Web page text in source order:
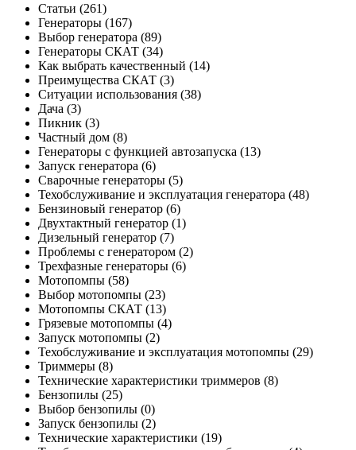
Статьи (261)
Генераторы (167)
Выбор генератора (89)
Генераторы СКАТ (34)
Как выбрать качественный (14)
Преимущества СКАТ (3)
Ситуации использования (38)
Дача (3)
Пикник (3)
Частный дом (8)
Генераторы с функцией автозапуска (13)
Запуск генератора (6)
Сварочные генераторы (5)
Техобслуживание и эксплуатация генератора (48)
Бензиновый генератор (6)
Двухтактный генератор (1)
Дизельный генератор (7)
Проблемы с генератором (2)
Трехфазные генераторы (6)
Мотопомпы (58)
Выбор мотопомпы (23)
Мотопомпы СКАТ (13)
Грязевые мотопомпы (4)
Запуск мотопомпы (2)
Техобслуживание и эксплуатация мотопомпы (29)
Триммеры (8)
Технические характеристики триммеров (8)
Бензопилы (25)
Выбор бензопилы (0)
Запуск бензопилы (2)
Технические характеристики (19)